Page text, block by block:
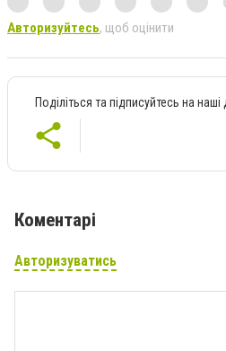
Авторизуйтесь, щоб оцінити
Поділіться та підписуйтесь на
Коментарі
Авторизуватись